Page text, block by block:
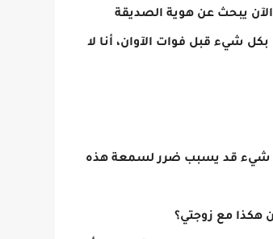
يبحث عن هوية الصديقة
شيء قبل فوات الآوان، أنا لا
كل شيء قد يسبب ضرر لسمعة هذه
هكذا مع زوجتي؟